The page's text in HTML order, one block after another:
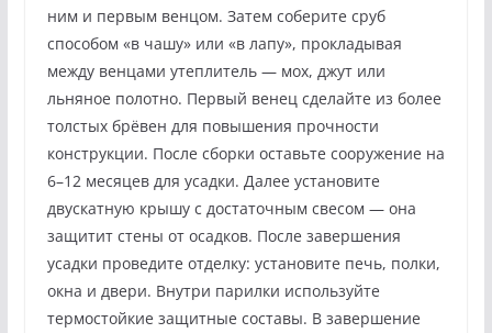
ним и первым венцом. Затем соберите сруб
способом «в чашу» или «в лапу», прокладывая
между венцами утеплитель — мох, джут или
льняное полотно. Первый венец сделайте из более
толстых брёвен для повышения прочности
конструкции. После сборки оставьте сооружение на
6–12 месяцев для усадки. Далее установите
двускатную крышу с достаточным свесом — она
защитит стены от осадков. После завершения
усадки проведите отделку: установите печь, полки,
окна и двери. Внутри парилки используйте
термостойкие защитные составы. В завершение